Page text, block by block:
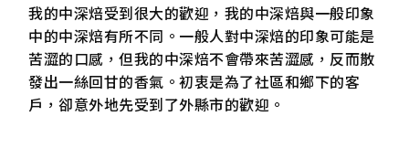
我的中深焙受到很大的歡迎，我的中深焙與一般印象
中的中深焙有所不同。一般人對中深焙的印象可能是
苦澀的口感，但我的中深焙不會帶來苦澀感，反而散
發出一絲回甘的香氣。初衷是為了社區和鄉下的客
戶，卻意外地先受到了外縣市的歡迎。